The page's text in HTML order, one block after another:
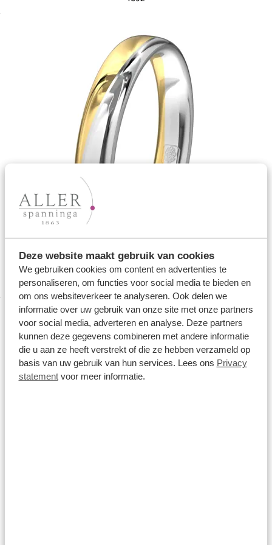
Deze website maakt gebruik van cookies
We gebruiken cookies om content en advertenties te
personaliseren, om functies voor social media te bieden en
om ons websiteverkeer te analyseren. Ook delen we
informatie over uw gebruik van onze site met onze partners
voor social media, adverteren en analyse. Deze partners
kunnen deze gegevens combineren met andere informatie
die u aan ze heeft verstrekt of die ze hebben verzameld op
basis van uw gebruik van hun services. Lees ons Privacy
statementvoor meer informatie.
1092ZB